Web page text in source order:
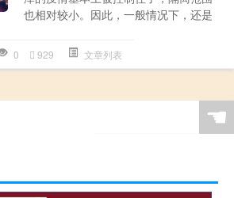
也相对较小。因此，一般情况下，还是
0 929 文章列表
☚